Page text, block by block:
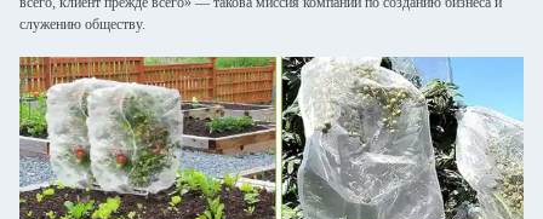
служению обществу.